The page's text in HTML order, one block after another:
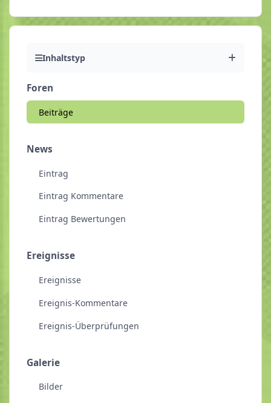
Inhaltstyp
Foren
Beiträge
News
Eintrag
Eintrag Kommentare
Eintrag Bewertungen
Ereignisse
Ereignisse
Ereignis-Kommentare
Ereignis-Überprüfungen
Galerie
Bilder